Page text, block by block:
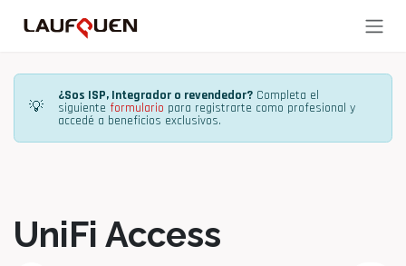
💡
¿Sos ISP, Integrador o revendedor? Completa el
siguiente formulario para registrarte como profesional y
accedé a beneficios exclusivos.
UniFi Access